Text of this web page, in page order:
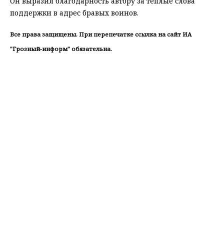
поддержки в адрес бравых воинов.
Все права защищены. При перепечатке ссылка на сайт ИА
"Грозный-информ" обязательна.